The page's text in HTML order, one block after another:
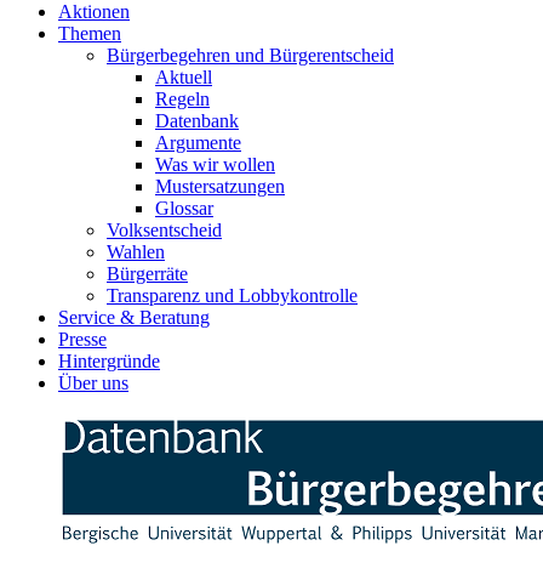
Aktionen
Themen
Bürgerbegehren und Bürgerentscheid
Aktuell
Regeln
Datenbank
Argumente
Was wir wollen
Mustersatzungen
Glossar
Volksentscheid
Wahlen
Bürgerräte
Transparenz und Lobbykontrolle
Service & Beratung
Presse
Hintergründe
Über uns